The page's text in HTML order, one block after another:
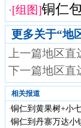
·[组图]铜仁
更多关于“地
上一篇地区直
下一篇地区直
相关报道
·铜仁到黄果树+小
·铜仁到丹寨万达小